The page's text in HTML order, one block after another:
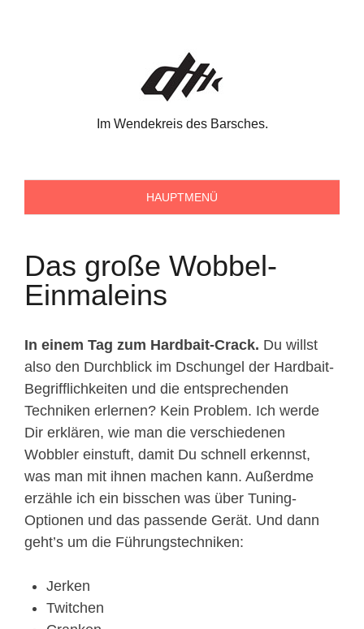
Im Wendekreis des Barsches.
HAUPTMENÜ
Das große Wobbel-
Einmaleins
In einem Tag zum Hardbait-Crack. Du willst
also den Durchblick im Dschungel der Hardbait-
Begrifflichkeiten und die entsprechenden
Techniken erlernen? Kein Problem. Ich werde
Dir erklären, wie man die verschiedenen
Wobbler einstuft, damit Du schnell erkennst,
was man mit ihnen machen kann. Außerdme
erzähle ich ein bisschen was über Tuning-
Optionen und das passende Gerät. Und dann
geht’s um die Führungstechniken:
Jerken
Twitchen